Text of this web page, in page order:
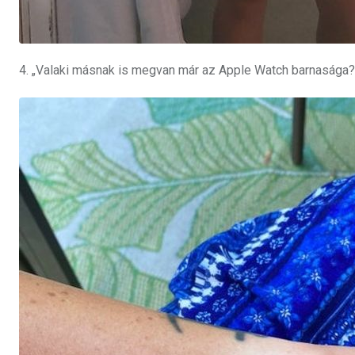
4. „Valaki másnak is megvan már az Apple Watch